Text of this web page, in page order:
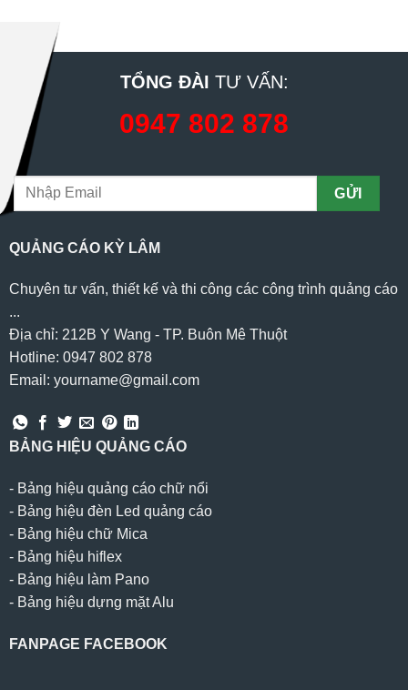
TỔNG ĐÀI TƯ VẤN:
0947 802 878
QUẢNG CÁO KỲ LÂM
Chuyên tư vấn, thiết kế và thi công các công trình quảng cáo
...
Địa chỉ: 212B Y Wang - TP. Buôn Mê Thuột
Hotline: 0947 802 878
Email: yourname@gmail.com
BẢNG HIỆU QUẢNG CÁO
- Bảng hiệu quảng cáo chữ nổi
- Bảng hiệu đèn Led quảng cáo
- Bảng hiệu chữ Mica
- Bảng hiệu hiflex
- Bảng hiệu làm Pano
- Bảng hiệu dựng mặt Alu
FANPAGE FACEBOOK